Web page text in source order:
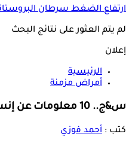
ارتفاع الضغطسرطان
لم يتم العثور على نتائج البحث
إعلان
الرئيسية
أمراض مزمنة
س&ج.. 10 معلومات عن إنسولين الاستنشاق للأطفال بعد موافقة FDA
كتب : أحمد فوزي